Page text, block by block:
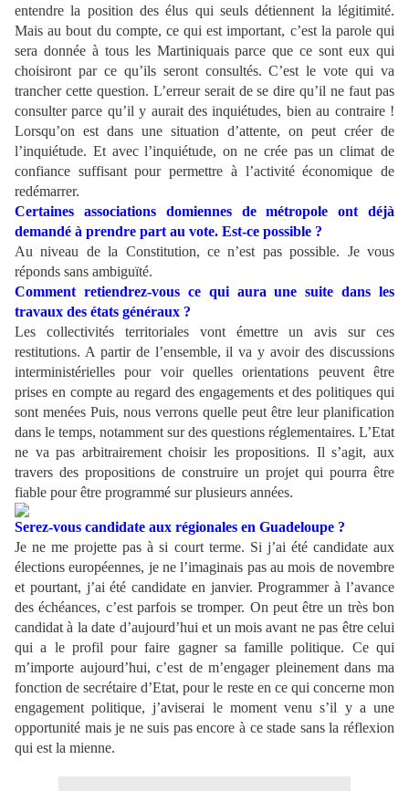
entendre la position des élus qui seuls détiennent la légitimité.
Mais au bout du compte, ce qui est important, c’est la parole qui
sera donnée à tous les Martiniquais parce que ce sont eux qui
choisiront par ce qu’ils seront consultés. C’est le vote qui va
trancher cette question. L’erreur serait de se dire qu’il ne faut pas
consulter parce qu’il y aurait des inquiétudes, bien au contraire !
Lorsqu’on est dans une situation d’attente, on peut créer de
l’inquiétude. Et avec l’inquiétude, on ne crée pas un climat de
confiance suffisant pour permettre à l’activité économique de
redémarrer.
Certaines associations domiennes de métropole ont déjà
demandé à prendre part au vote. Est-ce possible ?
Au niveau de la Constitution, ce n’est pas possible. Je vous
réponds sans ambiguïté.
Comment retiendrez-vous ce qui aura une suite dans les
travaux des états généraux ?
Les collectivités territoriales vont émettre un avis sur ces
restitutions. A partir de l’ensemble, il va y avoir des discussions
interministérielles pour voir quelles orientations peuvent être
prises en compte au regard des engagements et des politiques qui
sont menées Puis, nous verrons quelle peut être leur planification
dans le temps, notamment sur des questions réglementaires. L’Etat
ne va pas arbitrairement choisir les propositions. Il s’agit, aux
travers des propositions de construire un projet qui pourra être
fiable pour être programmé sur plusieurs années.
Serez-vous candidate aux régionales en Guadeloupe ?
Je ne me projette pas à si court terme. Si j’ai été candidate aux
élections européennes, je ne l’imaginais pas au mois de novembre
et pourtant, j’ai été candidate en janvier. Programmer à l’avance
des échéances, c’est parfois se tromper. On peut être un très bon
candidat à la date d’aujourd’hui et un mois avant ne pas être celui
qui a le profil pour faire gagner sa famille politique. Ce qui
m’importe aujourd’hui, c’est de m’engager pleinement dans ma
fonction de secrétaire d’Etat, pour le reste en ce qui concerne mon
engagement politique, j’aviserai le moment venu s’il y a une
opportunité mais je ne suis pas encore à ce stade sans la réflexion
qui est la mienne.